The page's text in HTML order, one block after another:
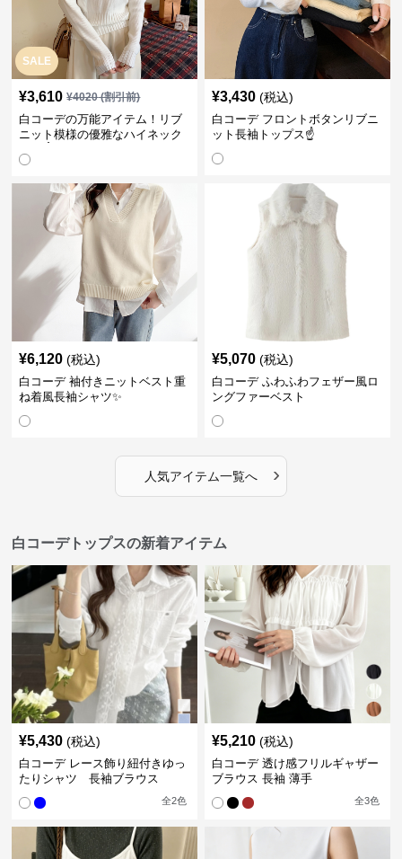
SALE
¥3,610 ¥4020(割引前)
白コーデの万能アイテム！リブ
ニット模様の優雅なハイネック
¥3,430 (税込)
白コーデ フロントボタンリブニ
ット長袖トップス☝️
¥6,120 (税込)
白コーデ 袖付きニットベスト重
ね着風長袖シャツ✨
¥5,070 (税込)
白コーデ ふわふわフェザー風ロ
ングファーベスト
人気アイテム一覧へ ›
白コーデトップスの新着アイテム
¥5,430 (税込)
白コーデ レース飾り紐付きゆっ
たりシャツ 長袖ブラウス
全2色
¥5,210 (税込)
白コーデ 透け感フリルギャザー
ブラウス 長袖 薄手
全3色